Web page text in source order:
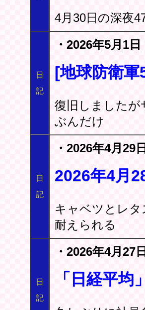
4月30日の深夜
日
記
・2026年5月1
[地球防衛
復旧しましたが
ぶんだけ
日
記
・2026年4月29
2026年4月
キャベツとレ
耐えられる
日
記
・2026年4月27
「日経平